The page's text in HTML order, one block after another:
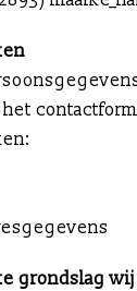
grondslag